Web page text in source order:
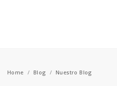
Home / Blog / Nuestro Blog